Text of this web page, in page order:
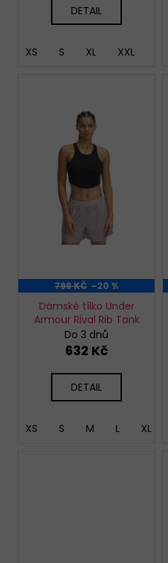
DETAIL
XS S XL XXL
799 KČ –20 %
Dámské tílko Under
Armour Rival Rib Tank
Do 3 dnů
632 Kč
DETAIL
XS S M L XL